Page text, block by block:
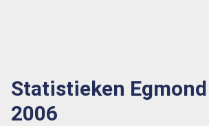
Statistieken
2006